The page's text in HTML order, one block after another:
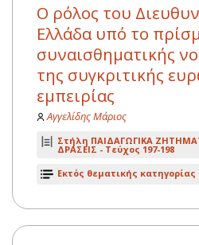
Ο ρόλος του
Ελλάδα υπό το
συναισθηματικής
της συγκριτικής
εμπειρίας
Αγγελίδης Μάριος
Στήλη ΠΑΙΔΑΓΩΓΙΚΑ
ΔΡΑΣΕΙΣ - Τεύχος 197-198
Εκτός θεματικής κατηγορίας